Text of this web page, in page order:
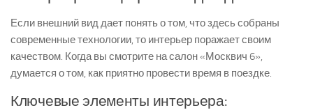
Если внешний вид дает понять о том, что здесь собраны
современные технологии, то интерьер поражает своим
качеством. Когда вы смотрите на салон «Москвич 6»,
думается о том, как приятно провести время в поездке.
Ключевые элементы интерьера: